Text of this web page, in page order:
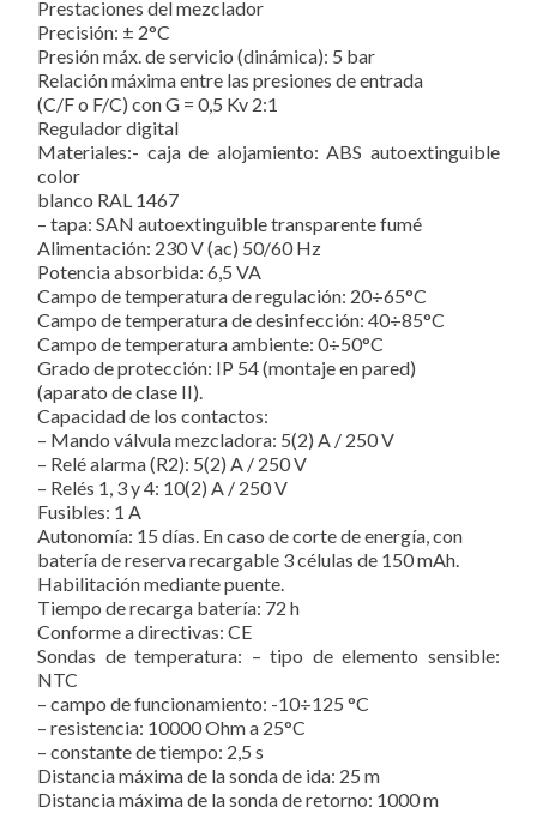
Prestaciones del mezclador
Precisión: ± 2°C
Presión máx. de servicio (dinámica): 5 bar
Relación máxima entre las presiones de entrada
(C/F o F/C) con G = 0,5 Kv 2:1
Regulador digital
Materiales:- caja de alojamiento: ABS autoextinguible
color
blanco RAL 1467
– tapa: SAN autoextinguible transparente fumé
Alimentación: 230 V (ac) 50/60 Hz
Potencia absorbida: 6,5 VA
Campo de temperatura de regulación: 20÷65°C
Campo de temperatura de desinfección: 40÷85°C
Campo de temperatura ambiente: 0÷50°C
Grado de protección: IP 54 (montaje en pared)
(aparato de clase II).
Capacidad de los contactos:
– Mando válvula mezcladora: 5(2) A / 250 V
– Relé alarma (R2): 5(2) A / 250 V
– Relés 1, 3 y 4: 10(2) A / 250 V
Fusibles: 1 A
Autonomía: 15 días. En caso de corte de energía, con
batería de reserva recargable 3 células de 150 mAh.
Habilitación mediante puente.
Tiempo de recarga batería: 72 h
Conforme a directivas: CE
Sondas de temperatura: – tipo de elemento sensible:
NTC
– campo de funcionamiento: -10÷125 °C
– resistencia: 10000 Ohm a 25°C
– constante de tiempo: 2,5 s
Distancia máxima de la sonda de ida: 25 m
Distancia máxima de la sonda de retorno: 1000 m